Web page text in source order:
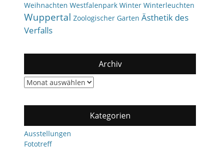
Weihnachten Westfalenpark Winter Winterleuchten
Wuppertal Zoologischer Garten Ästhetik des
Verfalls
Archiv
Archiv
Kategorien
Ausstellungen
Fototreff